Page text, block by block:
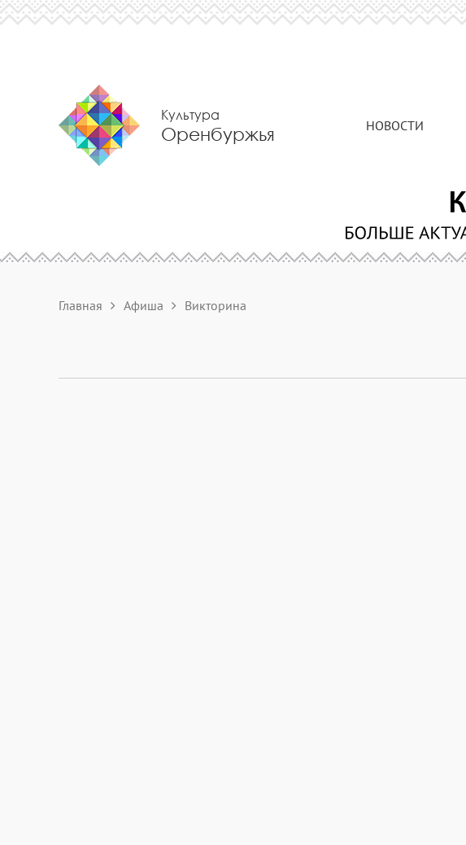
Культура
Оренбуржья НОВОСТИ
Главная Афиша Викторина